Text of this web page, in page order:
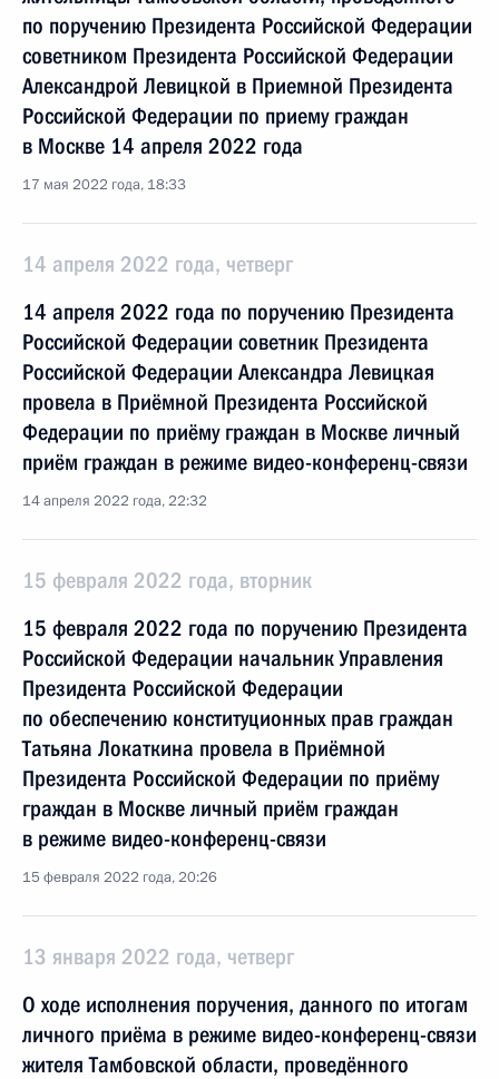
по поручению Президента Российской Федерации
советником Президента Российской Федерации
Александрой Левицкой в Приемной Президента
Российской Федерации по приему граждан
в Москве 14 апреля 2022 года
17 мая 2022 года, 18:33
14 апреля 2022 года, четверг
14 апреля 2022 года по поручению Президента
Российской Федерации советник Президента
Российской Федерации Александра Левицкая
провела в Приёмной Президента Российской
Федерации по приёму граждан в Москве личный
приём граждан в режиме видео-конференц-связи
14 апреля 2022 года, 22:32
15 февраля 2022 года, вторник
15 февраля 2022 года по поручению Президента
Российской Федерации начальник Управления
Президента Российской Федерации
по обеспечению конституционных прав граждан
Татьяна Локаткина провела в Приёмной
Президента Российской Федерации по приёму
граждан в Москве личный приём граждан
в режиме видео-конференц-связи
15 февраля 2022 года, 20:26
13 января 2022 года, четверг
О ходе исполнения поручения, данного по итогам
личного приёма в режиме видео-конференц-связи
жителя Тамбовской области, проведённого